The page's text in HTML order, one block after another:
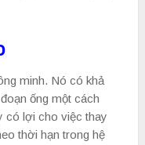
minh. Nó có khả
ống một cách
có lợi cho việc thay
thời hạn trong hệ